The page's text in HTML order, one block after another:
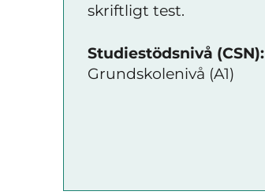
skriftligt test.
Studiestödsnivå (CSN):
Grundskolenivå (A1)